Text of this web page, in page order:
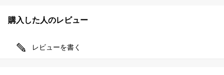
購入した人のレビュー
レビューを書く